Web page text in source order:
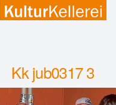
Kk jub0317 3